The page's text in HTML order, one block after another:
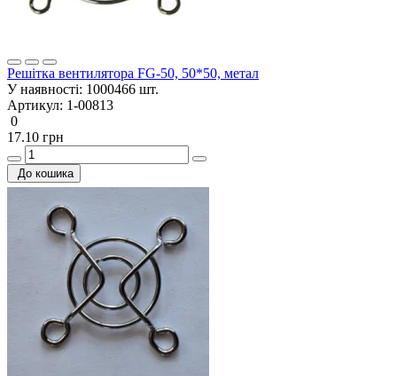
Решітка вентилятора FG-50, 50*50, метал
У наявності: 1000466 шт.
Артикул: 1-00813
0
17.10 грн
До кошика